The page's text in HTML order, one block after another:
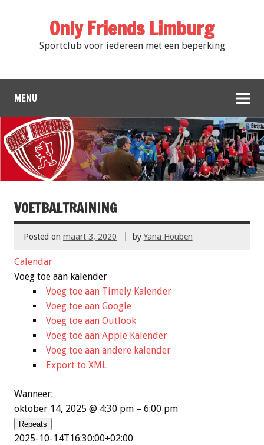
Only Friends Limburg
Sportclub voor iedereen met een beperking
MENU
VOETBALTRAINING
Posted on maart 3, 2020 byYana Houben
Calendar
Voeg toe aan kalender
Voeg toe aan Timely Kalender
Voeg toe aan Google
Voeg toe aan Outlook
Voeg toe aan Apple Kalender
Voeg toe aan andere kalender
Export to XML
Wanneer:
oktober 14, 2025 @ 4:30 pm – 6:00 pm
Repeats
2025-10-14T16:30:00+02:00